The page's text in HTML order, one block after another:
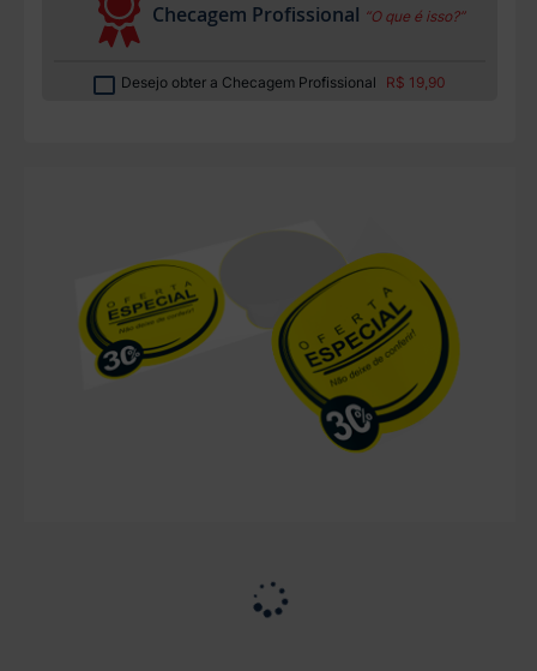
Checagem Profissional “O que é isso?”
Desejo obter a Checagem Profissional R$ 19,90